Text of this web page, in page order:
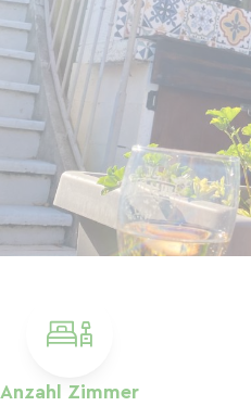
Anzahl Zimmer